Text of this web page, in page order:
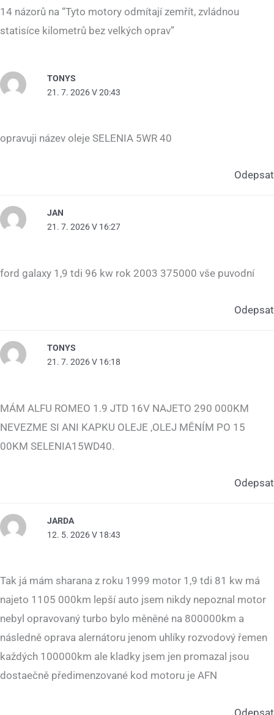
14 názorů na “Tyto motory odmítají zemřít, zvládnou
statisíce kilometrů bez velkých oprav”
TONYS
21. 7. 2026 V 20:43
opravuji název oleje SELENIA 5WR 40
Odepsat
JAN
21. 7. 2026 V 16:27
ford galaxy 1,9 tdi 96 kw rok 2003 375000 vše puvodní
Odepsat
TONYS
21. 7. 2026 V 16:18
MÁM ALFU ROMEO 1.9 JTD 16V NAJETO 290 000KM
NEVEZME SI ANI KAPKU OLEJE ,OLEJ MĚNÍM PO 15
00KM SELENIA15WD40.
Odepsat
JARDA
12. 5. 2026 V 18:43
Tak já mám sharana z roku 1999 motor 1,9 tdi 81 kw má
najeto 1105 000km lepší auto jsem nikdy nepoznal motor
nebyl opravovaný turbo bylo měněné na 800000km a
následně oprava alernátoru jenom uhlíky rozvodový řemen
každých 100000km ale kladky jsem jen promazal jsou
dostaečně předimenzované kod motoru je AFN
Odepsat